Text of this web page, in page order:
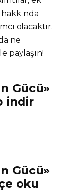
olacaktır.
ne
paylaşın!
Gücü»
indir
Gücü»
oku